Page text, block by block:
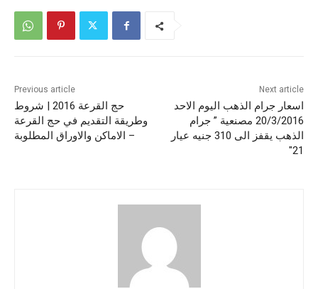
Previous article
حج القرعة 2016 | شروط
وطريقة التقديم في حج القرعة
– الاماكن والاوراق المطلوبة
Next article
اسعار جرام الذهب اليوم الاحد
20/3/2016 مصنعية ” جرام
الذهب يقفز الى 310 جنيه عيار
21″